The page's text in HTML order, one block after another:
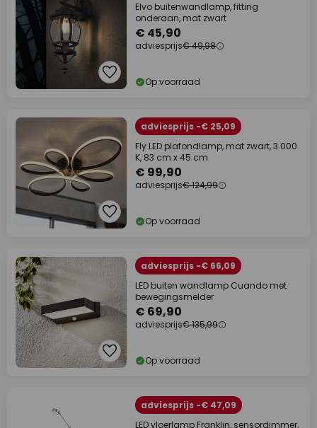
Elvo buitenwandlamp, fitting
onderaan, mat zwart
€ 45,90
adviesprijs€ 49,98
Op voorraad
adviesprijs -€ 25,09
Fly LED plafondlamp, mat zwart, 3.000
K, 83 cm x 45 cm
€ 99,90
adviesprijs€ 124,99
Op voorraad
adviesprijs -€ 66,09
LED buiten wandlamp Cuando met
bewegingsmelder
€ 69,90
adviesprijs€ 135,99
Op voorraad
adviesprijs -€ 47,09
LED vloerlamp Franklin, sensordimmer,